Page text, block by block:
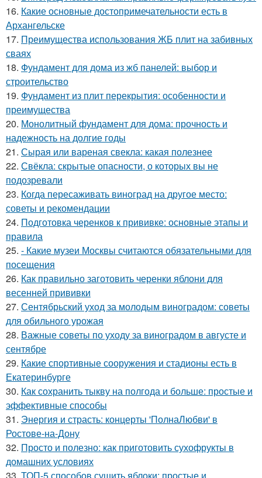
16. Какие основные достопримечательности есть в
Архангельске
17. Преимущества использования ЖБ плит на забивных
сваях
18. Фундамент для дома из жб панелей: выбор и
строительство
19. Фундамент из плит перекрытия: особенности и
преимущества
20. Монолитный фундамент для дома: прочность и
надежность на долгие годы
21. Сырая или вареная свекла: какая полезнее
22. Свёкла: скрытые опасности, о которых вы не
подозревали
23. Когда пересаживать виноград на другое место:
советы и рекомендации
24. Подготовка черенков к прививке: основные этапы и
правила
25. - Какие музеи Москвы считаются обязательными для
посещения
26. Как правильно заготовить черенки яблони для
весенней прививки
27. Сентябрьский уход за молодым виноградом: советы
для обильного урожая
28. Важные советы по уходу за виноградом в августе и
сентябре
29. Какие спортивные сооружения и стадионы есть в
Екатеринбурге
30. Как сохранить тыкву на полгода и больше: простые и
эффективные способы
31. Энергия и страсть: концерты 'ПолнаЛюбви' в
Ростове-на-Дону
32. Просто и полезно: как приготовить сухофрукты в
домашних условиях